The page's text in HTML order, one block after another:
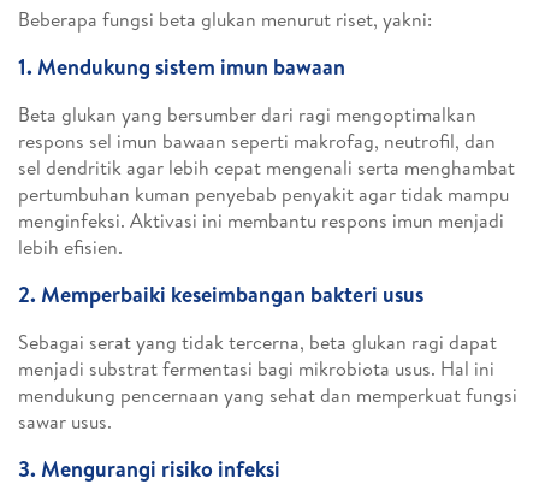
Beberapa fungsi beta glukan menurut riset, yakni:
1. Mendukung sistem imun bawaan
Beta glukan yang bersumber dari ragi mengoptimalkan
respons sel imun bawaan seperti makrofag, neutrofil, dan
sel dendritik agar lebih cepat mengenali serta menghambat
pertumbuhan kuman penyebab penyakit agar tidak mampu
menginfeksi. Aktivasi ini membantu respons imun menjadi
lebih efisien.
2. Memperbaiki keseimbangan bakteri usus
Sebagai serat yang tidak tercerna, beta glukan ragi dapat
menjadi substrat fermentasi bagi mikrobiota usus. Hal ini
mendukung pencernaan yang sehat dan memperkuat fungsi
sawar usus.
3. Mengurangi risiko infeksi